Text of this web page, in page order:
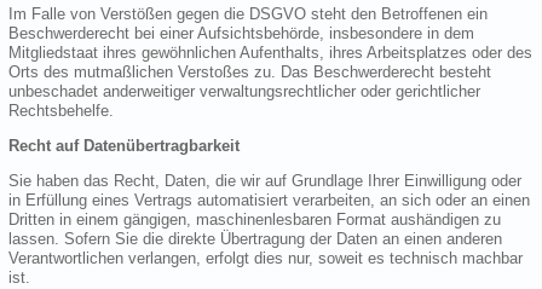
Im Falle von Verstößen gegen die DSGVO steht den Betroffenen ein
Beschwerderecht bei einer Aufsichtsbehörde, insbesondere in dem
Mitgliedstaat ihres gewöhnlichen Aufenthalts, ihres Arbeitsplatzes oder des
Orts des mutmaßlichen Verstoßes zu. Das Beschwerderecht besteht
unbeschadet anderweitiger verwaltungsrechtlicher oder gerichtlicher
Rechtsbehelfe.
Recht auf Datenübertragbarkeit
Sie haben das Recht, Daten, die wir auf Grundlage Ihrer Einwilligung oder
in Erfüllung eines Vertrags automatisiert verarbeiten, an sich oder an einen
Dritten in einem gängigen, maschinenlesbaren Format aushändigen zu
lassen. Sofern Sie die direkte Übertragung der Daten an einen anderen
Verantwortlichen verlangen, erfolgt dies nur, soweit es technisch machbar
ist.